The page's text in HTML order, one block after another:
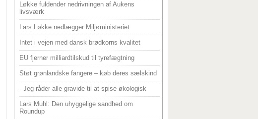
Løkke fuldender nedrivningen af Aukens
livsværk
Lars Løkke nedlægger Miljøministeriet
Intet i vejen med dansk brødkorns kvalitet
EU fjerner milliardtilskud til tyrefægtning
Støt grønlandske fangere – køb deres sælskind
- Jeg råder alle gravide til at spise økologisk
Lars Muhl: Den uhyggelige sandhed om
Roundup